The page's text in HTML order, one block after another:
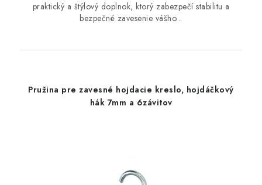
praktický a štýlový doplnok, ktorý zabezpečí stabilitu a
bezpečné zavesenie vášho...
Pružina pre zavesné hojdacie kreslo, hojdáčkový
hák 7mm a 6závitov